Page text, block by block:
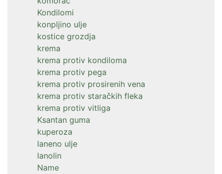
Kondilomi
konpljino ulje
kostice grozdja
krema
krema protiv kondiloma
krema protiv pega
krema protiv prosirenih vena
krema protiv staračkih fleka
krema protiv vitliga
Ksantan guma
kuperoza
laneno ulje
lanolin
Name